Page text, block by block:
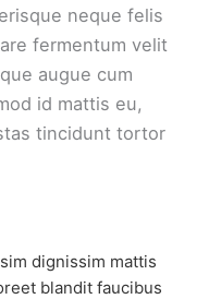
neque felis
fermentum velit
augue cum
id mattis eu,
tincidunt tortor
dignissim mattis
blandit faucibus